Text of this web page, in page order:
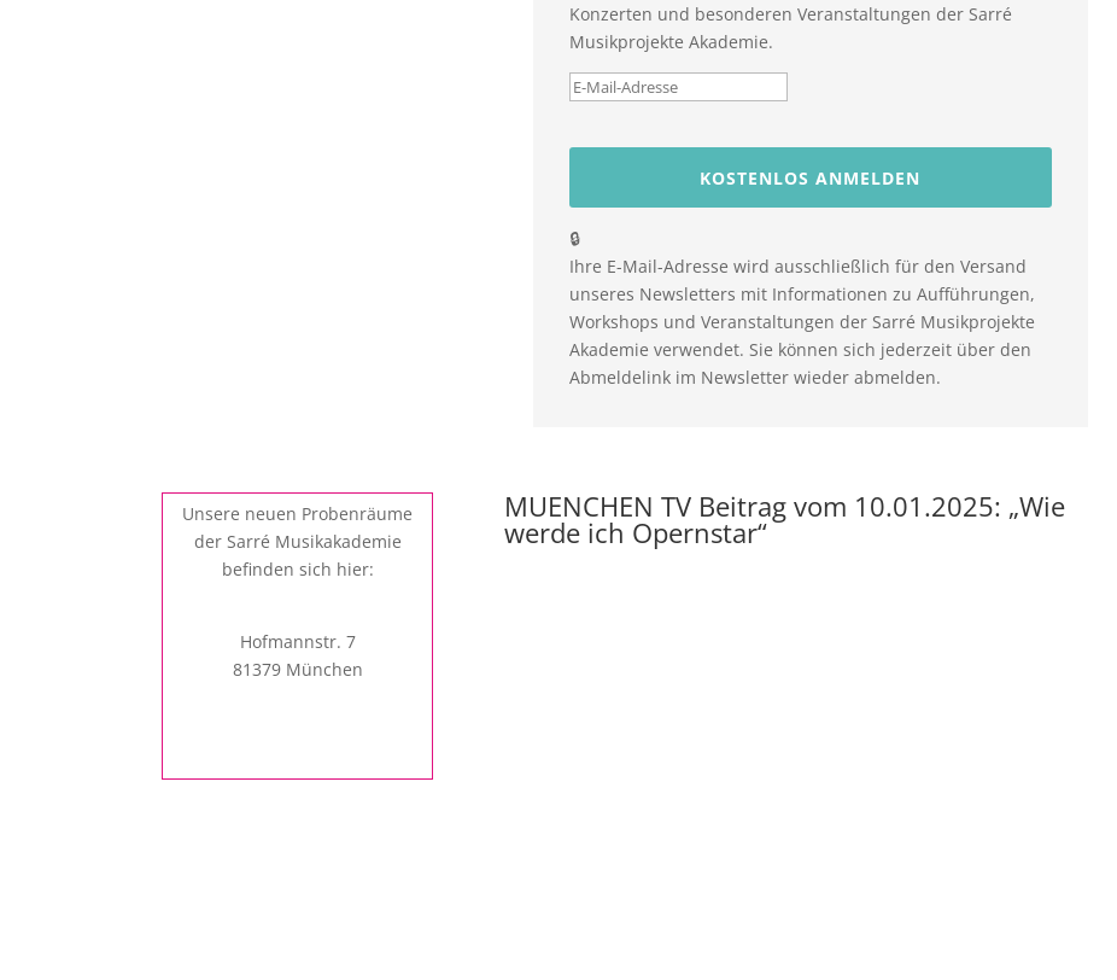
Konzerten und besonderen Veranstaltungen der Sarré
Musikprojekte Akademie.
🔒
Ihre E-Mail-Adresse wird ausschließlich für den Versand
unseres Newsletters mit Informationen zu Aufführungen,
Workshops und Veranstaltungen der Sarré Musikprojekte
Akademie verwendet. Sie können sich jederzeit über den
Abmeldelink im Newsletter wieder abmelden.
Unsere neuen Probenräume
der Sarré Musikakademie
befinden sich hier:
Hofmannstr. 7
81379 München
MUENCHEN TV Beitrag vom 10.01.2025: „Wie
werde ich Opernstar“